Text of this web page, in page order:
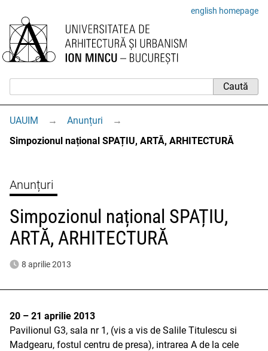
english homepage
UAUIM → Anunțuri
→
Simpozionul național SPAȚIU, ARTĂ, ARHITECTURĂ
Anunțuri
Simpozionul național SPAȚIU,
ARTĂ, ARHITECTURĂ
8 aprilie 2013
20 – 21 aprilie 2013
Pavilionul G3, sala nr 1, (vis a vis de Salile Titulescu si
Madgearu, fostul centru de presa), intrarea A de la cele